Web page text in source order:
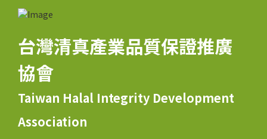
台灣清真產業品質保證推廣
協會
Taiwan Halal Integrity Development
Association